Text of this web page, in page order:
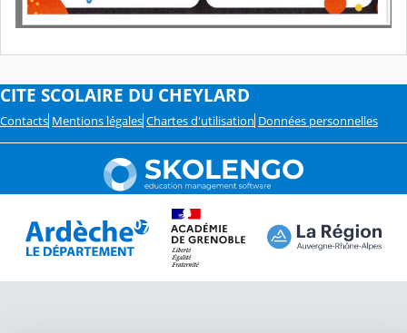
CITE SCOLAIRE DU CHEYLARD
Contacts Mentions légales Chartes d'utilisation Données personnelles